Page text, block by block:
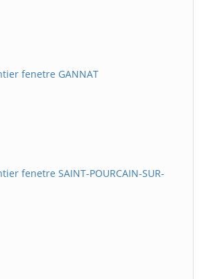
fenetre GANNAT
fenetre SAINT-POURCAIN-SUR-